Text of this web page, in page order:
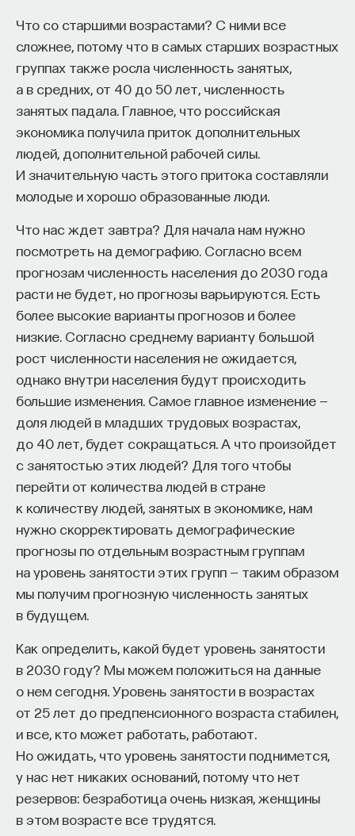
Что со старшими возрастами? С ними все
сложнее, потому что в самых старших возрастных
группах также росла численность занятых,
а в средних, от 40 до 50 лет, численность
занятых падала. Главное, что российская
экономика получила приток дополнительных
людей, дополнительной рабочей силы.
И значительную часть этого притока составляли
молодые и хорошо образованные люди.
Что нас ждет завтра? Для начала нам нужно
посмотреть на демографию. Согласно всем
прогнозам численность населения до 2030 года
расти не будет, но прогнозы варьируются. Есть
более высокие варианты прогнозов и более
низкие. Согласно среднему варианту большой
рост численности населения не ожидается,
однако внутри населения будут происходить
большие изменения. Самое главное изменение —
доля людей в младших трудовых возрастах,
до 40 лет, будет сокращаться. А что произойдет
с занятостью этих людей? Для того чтобы
перейти от количества людей в стране
к количеству людей, занятых в экономике, нам
нужно скорректировать демографические
прогнозы по отдельным возрастным группам
на уровень занятости этих групп — таким образом
мы получим прогнозную численность занятых
в будущем.
Как определить, какой будет уровень занятости
в 2030 году? Мы можем положиться на данные
о нем сегодня. Уровень занятости в возрастах
от 25 лет до предпенсионного возраста стабилен,
и все, кто может работать, работают.
Но ожидать, что уровень занятости поднимется,
у нас нет никаких оснований, потому что нет
резервов: безработица очень низкая, женщины
в этом возрасте все трудятся.
и индивидуальные консультации, чтобы понять,
как развить необходимые навыки. Позднее будет
запущена серия спецпроектов, рассказывающих
о разных индустриях и их устройстве.​
Если у вас есть STEM-образование или опыт
в исследовательской сфере — это ваш шанс
выйти на глобальный уровень. Помогите вместе
приблизить Четвёртую индустриальную
будущем! ​
Заполните анкету и загрузите своё резюме,
чтобы стать участником программы:
https://postnauka.org/link/tal1125_blog1
НАПИСАТЬ НАМ
НАД МАТЕРИАЛОМ РАБОТАЛИ
ПостНаука
команда ПостНауки
Сения Долгачева
ТЕХНОЛОГИИ
644 публикации
ТЕХНОЛОГИИ МАТЕМАТИКА ОБРАЗОВАНИЕ
ПРОГРАММНАЯ ИНЖЕНЕРИЯ ТОЧНЫЕ НАУКИ
акций) в экономику привлекается до 100
миллиардов долларов ежегодно. Вообще же две
китайские фондовые биржи по капитализации
и обороту входят в десятку крупнейших в мире.
Правительство страны ведет разумную политику
постепенного открытия и либерализации
экономики. До сих пор существуют серьезные
ограничения на иностранные портфельные
(то есть препятствие притоку-оттоку «горячих»
денег). Но при этом сохраняется общий курс
на открытость, в том числе на превращение юаня
в мировую валюту.
В то же время следует отметить и риски,
которые существуют для китайской экономики.
В первую очередь это возможный «перегрев»
экономики, создание избыточных мощностей (что
чревато классическим кризисом
перепроизводства). Кроме того, существует
экологическая проблема (на нее придется
тратить все больше средств). Это должно
привести к неизбежному замедлению темпов
роста по мере устранения эффекта низкой базы.
Также важным фактором риска является
постепенное уменьшение эффекта дешевизны
рабочей силы за счет роста благосостояния
населения (правда, в Китае надеются
производительности труда).
Стоит отметить и усиление имущественного
неравенства, но, похоже, здесь демпфирующим
фактором выступает конфуцианство как основа
национального поведения, а также
антикоррупционная политика КПК.
Экономика Кореи